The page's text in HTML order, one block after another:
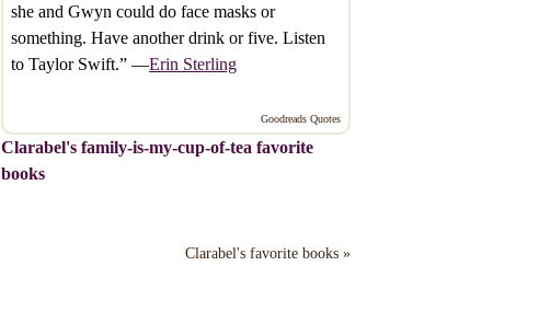
she and Gwyn could do face masks or
something. Have another drink or five. Listen
to Taylor Swift.” —Erin Sterling
Goodreads Quotes
Clarabel's family-is-my-cup-of-tea favorite
books
Clarabel's favorite books »